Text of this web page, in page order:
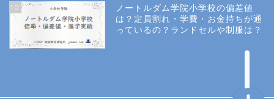
10
ノートルダム学院小学校の偏差値
は？定員割れ・学費・お金持ちが通
っているの？ランドセルや制服は？
説明会や面接の服装